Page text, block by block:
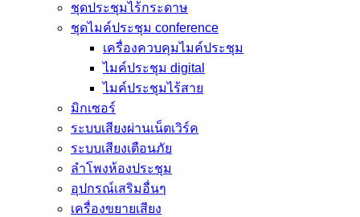
ชุดประชุมไร้กระดาษ
ชุดไมค์ประชุม conference
เครื่องควบคุมไมค์ประชุม
ไมค์ประชุม digital
ไมค์ประชุมไร้สาย
มิกเซอร์
ระบบเสียงผ่านเน็ตเวิร์ค
ระบบเสียงเตือนภัย
ลำโพงห้องประชุม
อุปกรณ์เสริมอื่นๆ
เครื่องขยายเสียง